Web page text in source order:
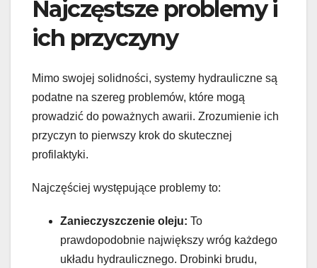
Najczęstsze problemy i
ich przyczyny
Mimo swojej solidności, systemy hydrauliczne są
podatne na szereg problemów, które mogą
prowadzić do poważnych awarii. Zrozumienie ich
przyczyn to pierwszy krok do skutecznej
profilaktyki.
Najczęściej występujące problemy to:
Zanieczyszczenie oleju: To
prawdopodobnie największy wróg każdego
układu hydraulicznego. Drobinki brudu,